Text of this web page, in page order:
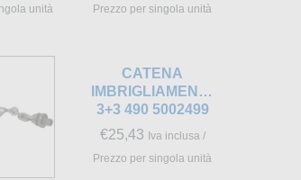
unità
Prezzo per singola unità
CATENA
IMBRIGLIAMENTO
3+3 490 5002499
€25,43 Iva inclusa /
Prezzo per singola unità